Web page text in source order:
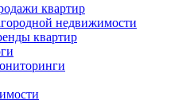
квартир
недвижимости
квартир